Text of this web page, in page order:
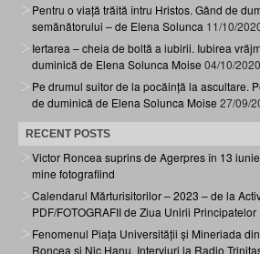
Pentru o viață trăită întru Hristos. Gând de
semănătorului – de Elena Solunca 11/10/
Iertarea – cheia de boltă a iubirii. Iubirea
duminică de Elena Solunca Moise 04/10/2020
Pe drumul suitor de la pocăință la ascultare.
de duminică de Elena Solunca Moise 27/09/
RECENT POSTS
Victor Roncea suprins de Agerpres în 13
mine fotografiind
Calendarul Mărturisitorilor – 2023 – de la
PDF/FOTOGRAFII de Ziua Unirii
Fenomenul Piața Universității și Mineriada
Roncea și Nic Hanu. Interviuri la Radio